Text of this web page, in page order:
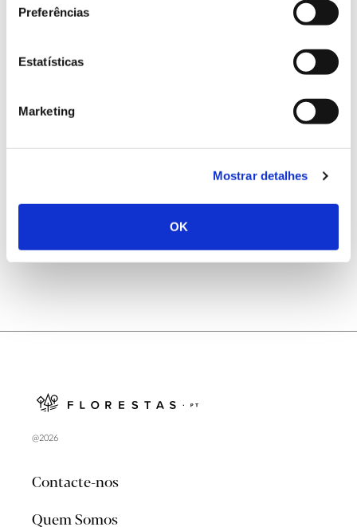
Preferências
Estatísticas
Marketing
Mostrar detalhes
OK
02.07.2026
Registar galhas de Trichi em acácia-das-espigas:
cidadãos chamados a ajudar
25.06.2026
Natureza e florestas procuram jovens voluntários
no verão 2026
@2026
Contacte-nos
Quem Somos